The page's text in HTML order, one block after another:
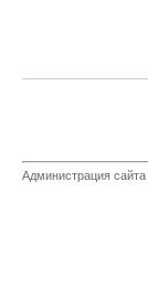
Администрация